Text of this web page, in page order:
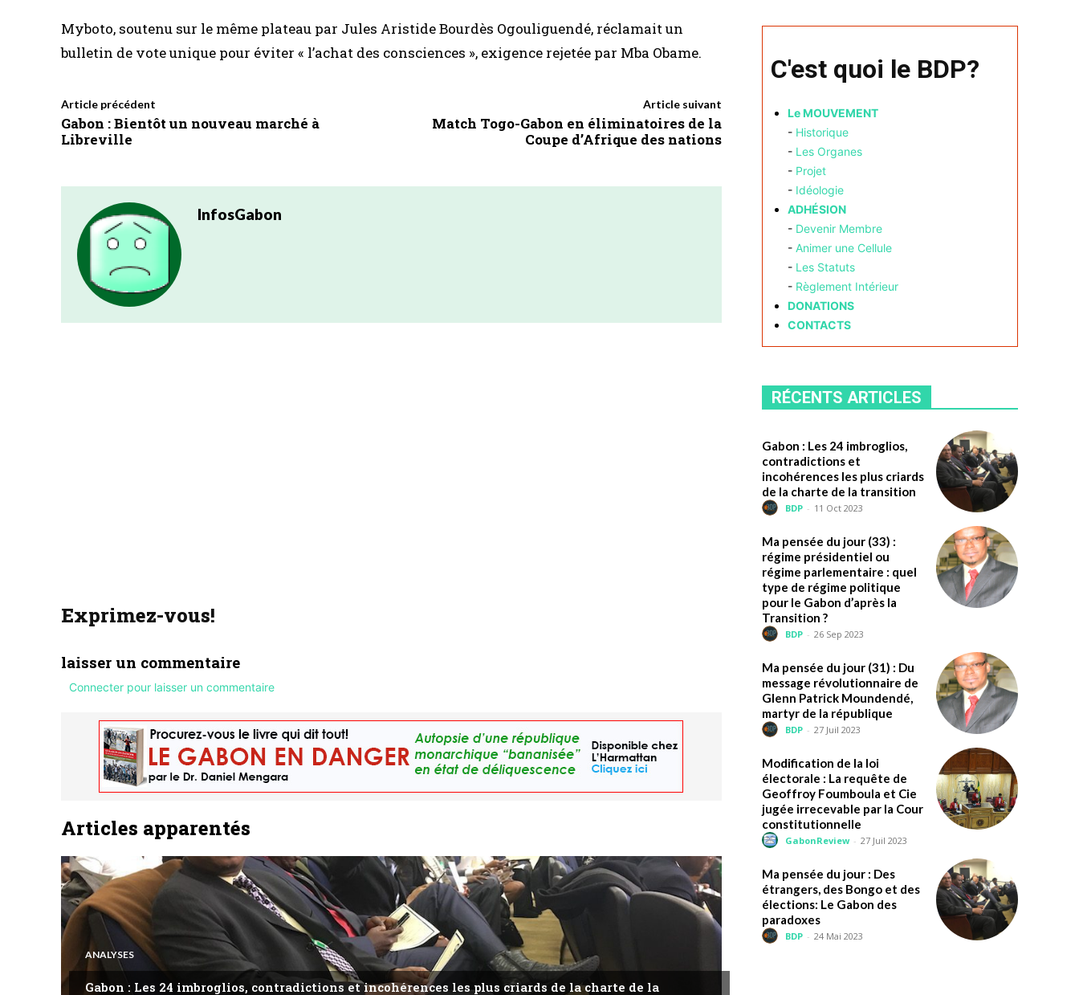
Myboto, soutenu sur le même plateau par Jules Aristide Bourdès Ogouliguendé, réclamait un
bulletin de vote unique pour éviter « l’achat des consciences », exigence rejetée par Mba Obame.
Article précédent
Gabon : Bientôt un nouveau marché à
Libreville
Article suivant
Match Togo-Gabon en éliminatoires de la
Coupe d’Afrique des nations
InfosGabon
Exprimez-vous!
laisser un commentaire
Connecter pour laisser un commentaire
Articles apparentés
ANALYSES
Gabon : Les 24 imbroglios, contradictions et incohérences les plus criards de la charte de la
C'est quoi le BDP?
Le MOUVEMENT
- Historique
- Les Organes
- Projet
- Idéologie
ADHÉSION
- Devenir Membre
- Animer une Cellule
- Les Statuts
- Règlement Intérieur
DONATIONS
CONTACTS
RÉCENTS ARTICLES
Gabon : Les 24 imbroglios,
contradictions et
incohérences les plus criards
de la charte de la transition
BDP - 11 Oct 2023
Ma pensée du jour (33) :
régime présidentiel ou
régime parlementaire : quel
type de régime politique
pour le Gabon d’après la
Transition ?
BDP - 26 Sep 2023
Ma pensée du jour (31) : Du
message révolutionnaire de
Glenn Patrick Moundendé,
martyr de la république
BDP - 27 Juil 2023
Modification de la loi
électorale : La requête de
Geoffroy Foumboula et Cie
jugée irrecevable par la Cour
constitutionnelle
GabonReview - 27 Juil 2023
Ma pensée du jour : Des
étrangers, des Bongo et des
élections: Le Gabon des
paradoxes
BDP - 24 Mai 2023